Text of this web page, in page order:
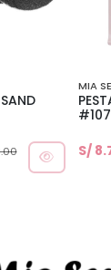
MIA
#107
S/